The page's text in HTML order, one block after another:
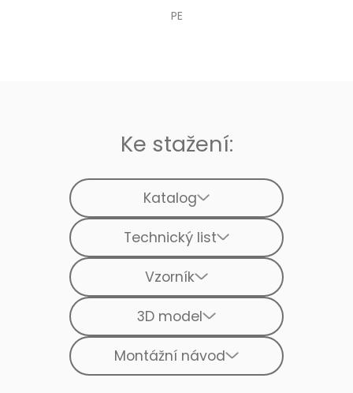
PE
Ke stažení:
Katalog
Technický list
Vzorník
3D model
Montážní návod